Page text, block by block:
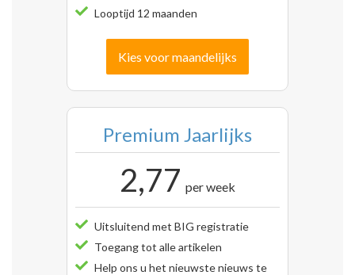
Looptijd 12 maanden
Kies voor maandelijks
Premium Jaarlijks
2,77 per week
Uitsluitend met BIG registratie
Toegang tot alle artikelen
Help ons u het nieuwste nieuws te